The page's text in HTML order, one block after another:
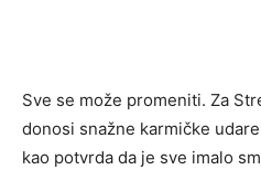
Sve se može promeniti. Za
donosi snažne karmičke
kao potvrda da je sve imalo